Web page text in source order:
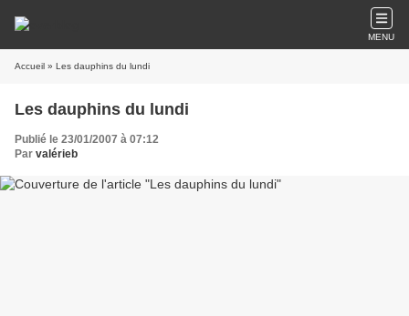
MENU
Accueil » Les dauphins du lundi
Les dauphins du lundi
Publié le 23/01/2007 à 07:12
Par valérieb